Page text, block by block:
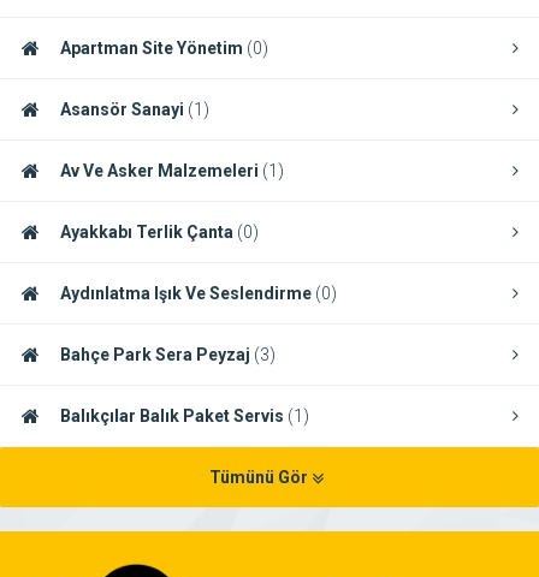
Apartman Site Yönetim (0)
Asansör Sanayi (1)
Av Ve Asker Malzemeleri (1)
Ayakkabı Terlik Çanta (0)
Aydınlatma Işık Ve Seslendirme (0)
Bahçe Park Sera Peyzaj (3)
Balıkçılar Balık Paket Servis (1)
Tümünü Gör